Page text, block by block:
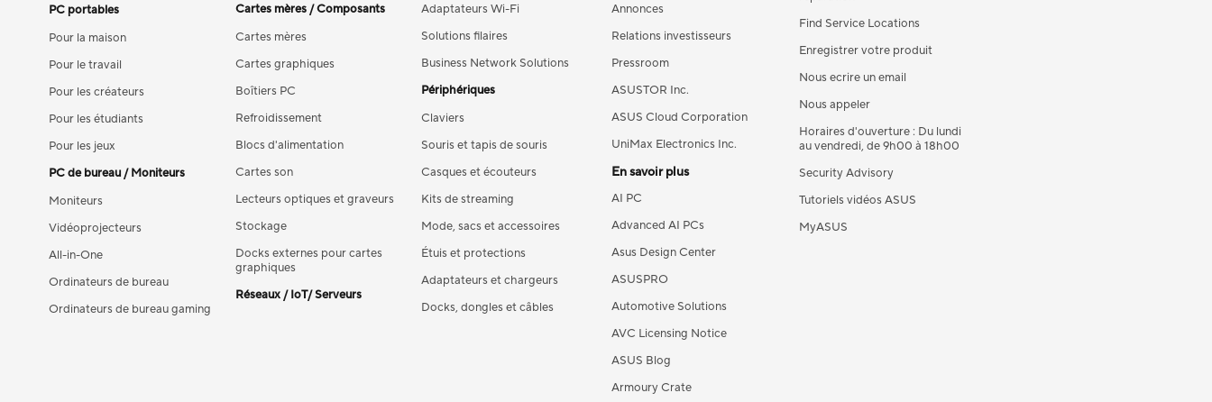
PC portables
Pour la maison
Pour le travail
Pour les créateurs
Pour les étudiants
Pour les jeux
PC de bureau / Moniteurs
Moniteurs
Vidéoprojecteurs
All-in-One
Ordinateurs de bureau
Ordinateurs de bureau gaming
Cartes mères / Composants
Cartes mères
Cartes graphiques
Boîtiers PC
Refroidissement
Blocs d'alimentation
Cartes son
Lecteurs optiques et graveurs
Stockage
Docks externes pour cartes
graphiques
Réseaux / IoT/ Serveurs
Adaptateurs Wi-Fi
Solutions filaires
Business Network Solutions
Périphériques
Claviers
Souris et tapis de souris
Casques et écouteurs
Kits de streaming
Mode, sacs et accessoires
Étuis et protections
Adaptateurs et chargeurs
Docks, dongles et câbles
Annonces
Relations investisseurs
Pressroom
ASUSTOR Inc.
ASUS Cloud Corporation
UniMax Electronics Inc.
En savoir plus
AI PC
Advanced AI PCs
Asus Design Center
ASUSPRO
Automotive Solutions
AVC Licensing Notice
ASUS Blog
Armoury Crate
Find Service Locations
Enregistrer votre produit
Nous ecrire un email
Nous appeler
Horaires d'ouverture : Du lundi
au vendredi, de 9h00 à 18h00
Security Advisory
Tutoriels vidéos ASUS
MyASUS